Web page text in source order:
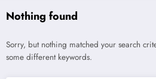
Nothing found
Sorry, but nothing matched your search
some different keywords.